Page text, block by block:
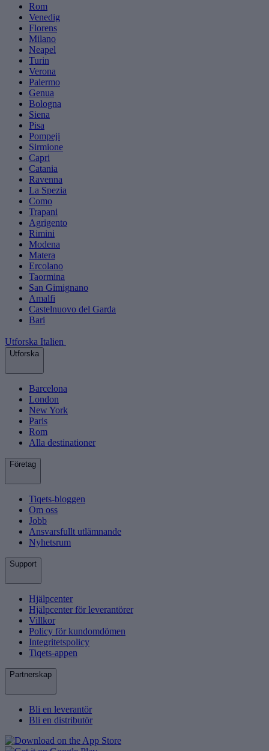
Rom
Venedig
Florens
Milano
Neapel
Turin
Verona
Palermo
Genua
Bologna
Siena
Pisa
Pompeji
Sirmione
Capri
Catania
Ravenna
La Spezia
Como
Trapani
Agrigento
Rimini
Modena
Matera
Ercolano
Taormina
San Gimignano
Amalfi
Castelnuovo del Garda
Bari
Utforska Italien
Utforska
Barcelona
London
New York
Paris
Rom
Alla destinationer
Företag
Tiqets-bloggen
Om oss
Jobb
Ansvarsfullt utlämnande
Nyhetsrum
Support
Hjälpcenter
Hjälpcenter för leverantörer
Villkor
Policy för kundomdömen
Integritetspolicy
Tiqets-appen
Partnerskap
Bli en leverantör
Bli en distributör